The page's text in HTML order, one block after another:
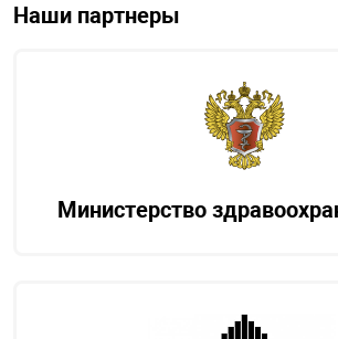
Наши партнеры
Министерство